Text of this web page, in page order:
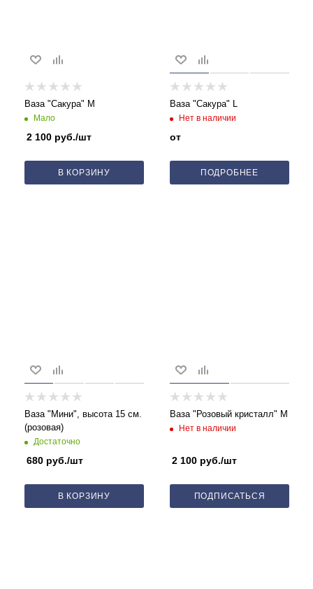
Ваза "Сакура" M
Мало
2 100 руб./шт
В КОРЗИНУ
Ваза "Сакура" L
Нет в наличии
от
ПОДРОБНЕЕ
Ваза "Мини", высота 15 см.
(розовая)
Достаточно
680 руб./шт
В КОРЗИНУ
Ваза "Розовый кристалл" М
Нет в наличии
2 100 руб./шт
ПОДПИСАТЬСЯ